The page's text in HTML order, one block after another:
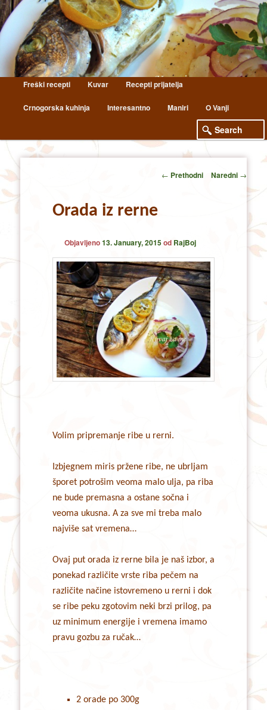
Main
Skip
to
primary
Skip
to
secondary
Freški recepti Kuvar Recepti prijatelja
Crnogorska kuhinja Interesantno Maniri O Vanji
Post
← Prethodni Naredni →
Orada iz rerne
Objavljeno13. January, 2015od RajBoj
Volim pripremanje ribe u rerni.
Izbjegnem miris pržene ribe, ne ubrljam
šporet potrošim veoma malo ulja, pa riba
ne bude premasna a ostane sočna i
veoma ukusna. A za sve mi treba malo
najviše sat vremena…
Ovaj put orada iz rerne bila je naš izbor, a
ponekad različite vrste riba pečem na
različite načine istovremeno u rerni i dok
se ribe peku zgotovim neki brzi prilog, pa
uz minimum energije i vremena imamo
pravu gozbu za ručak…
2 orade po 300g